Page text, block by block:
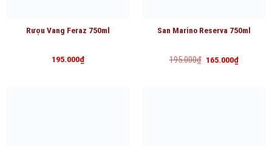
Rượu Vang Feraz 750ml
195.000₫
San Marino Reserva 750ml
195.000₫ Giá
165.000₫Giá